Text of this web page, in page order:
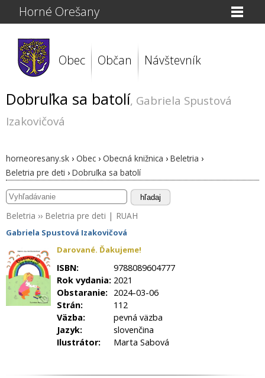
Horné Orešany
Obec Občan Návštevník
Dobruľka sa batolí, Gabriela Spustová
Izakovičová
horneoresany.sk › Obec › Obecná knižnica › Beletria ›
Beletria pre deti › Dobruľka sa batolí
hľadaj
Beletria ›› Beletria pre deti | RUAH
Gabriela Spustová Izakovičová
Darované. Ďakujeme!
ISBN:
9788089604777
Rok vydania: 2021
Obstaranie: 2024-03-06
Strán:
112
Väzba:
pevná väzba
Jazyk:
slovenčina
Ilustrátor:
Marta Sabová